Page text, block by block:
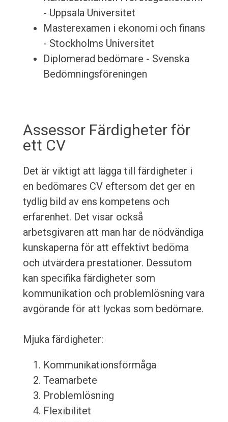
- Uppsala Universitet
Masterexamen i ekonomi och finans
- Stockholms Universitet
Diplomerad bedömare - Svenska
Bedömningsföreningen
Assessor Färdigheter för
ett CV
Det är viktigt att lägga till färdigheter i
en bedömares CV eftersom det ger en
tydlig bild av ens kompetens och
erfarenhet. Det visar också
arbetsgivaren att man har de nödvändiga
kunskaperna för att effektivt bedöma
och utvärdera prestationer. Dessutom
kan specifika färdigheter som
kommunikation och problemlösning vara
avgörande för att lyckas som bedömare.
Mjuka färdigheter:
Kommunikationsförmåga
Teamarbete
Problemlösning
Flexibilitet